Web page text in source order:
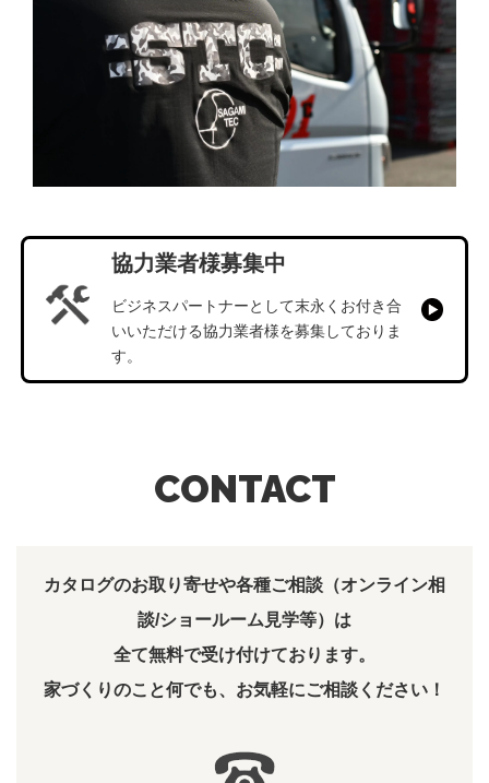
協力業者様募集中
ビジネスパートナーとして末永くお付き合
いいただける協力業者様を募集しておりま
す。
CONTACT
カタログのお取り寄せや各種ご相談（オンライン相
談/ショールーム見学等）は
全て無料で受け付けております。
家づくりのこと何でも、お気軽にご相談ください！